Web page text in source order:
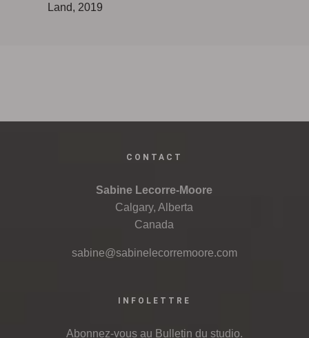
Land, 2019
CONTACT
Sabine Lecorre-Moore
Calgary, Alberta
Canada
sabine@sabinelecorremoore.com
INFOLETTRE
Abonnez-vous au Bulletin du studio.